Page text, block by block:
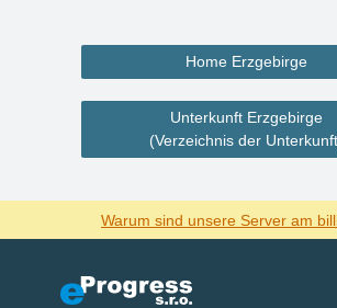
Home Erzgebirge
Unterkunft Erzgebirge
(Verzeichnis der
Warum sind unsere Server am